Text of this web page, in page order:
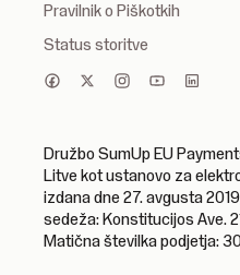
Pravilnik o Piškotkih
Status storitve
Družbo SumUp EU
Litve kot ustanovo za
izdana dne 27. avgusta
sedeža: Konstitucijos Ave.
Matična številka podjetja: